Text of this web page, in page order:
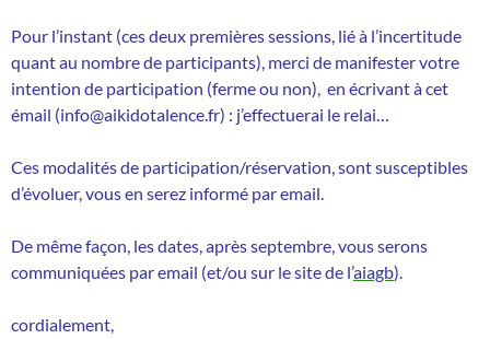
Pour l’instant (ces deux premières sessions, lié à l’incertitude
quant au nombre de participants), merci de manifester votre
intention de participation (ferme ou non), en écrivant à cet
émail (info@aikidotalence.fr) : j’effectuerai le relai…
Ces modalités de participation/réservation, sont susceptibles
d’évoluer, vous en serez informé par email.
De même façon, les dates, après septembre, vous serons
communiquées par email (et/ou sur le site de l’aiagb).
cordialement,